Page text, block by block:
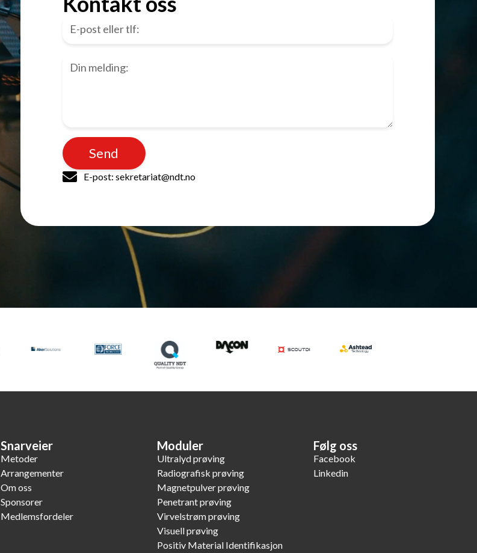
Send
E-post: sekretariat@ndt.no
Snarveier
Metoder
Arrangementer
Om oss
Sponsorer
Medlemsfordeler
Moduler
Ultralyd prøving
Radiografisk prøving
Magnetpulver prøving
Penetrant prøving
Virvelstrøm prøving
Visuell prøving
Positiv Material Identifikasjon
Følg oss
Facebook
Linkedin